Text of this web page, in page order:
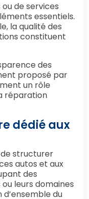
de services
essentiels.
la qualité des
constituent
des
proposé par
un rôle
réparation
dédié aux
structurer
autos et aux
des
leurs domaines
d’ensemble du